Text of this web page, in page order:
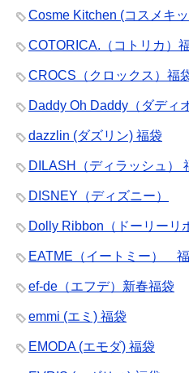
Cosme Kitchen (コスメキ
COTORICA.（コトリカ）
CROCS（クロックス）福
Daddy Oh Daddy（ダディ
dazzlin (ダズリン) 福袋
DILASH（ディラッシュ）
DISNEY（ディズニー）
Dolly Ribbon（ドーリーリ
EATME（イートミー）
ef-de（エフデ）新春福袋
emmi (エミ) 福袋
EMODA (エモダ) 福袋